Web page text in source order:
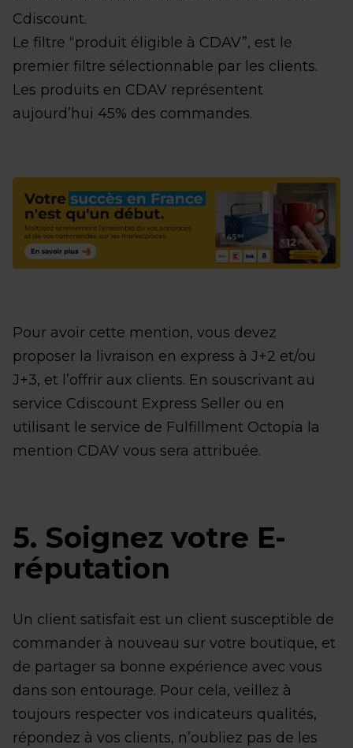
Cdiscount.
Le filtre “produit éligible à CDAV”, est le
premier filtre sélectionnable par les clients.
Les produits en CDAV représentent
aujourd’hui 45% des commandes.
Pour avoir cette mention, vous devez
proposer la livraison en express à J+2 et/ou
J+3, et l’offrir aux clients. En souscrivant au
service Cdiscount Express Seller ou en
utilisant le service de Fulfillment Octopia la
mention CDAV vous sera attribuée.
5. Soignez votre E-
réputation
Un client satisfait est un client susceptible de
commander à nouveau sur votre boutique, et
de partager sa bonne expérience avec vous
dans son entourage. Pour cela, veillez à
toujours respecter vos indicateurs qualités,
répondez à vos clients, n’oubliez pas de les